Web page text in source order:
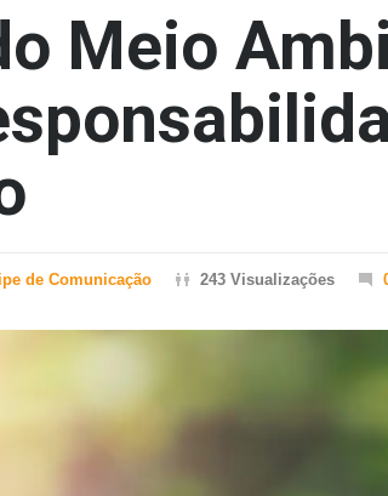
Meio
de Comunicação 243 Visualizações